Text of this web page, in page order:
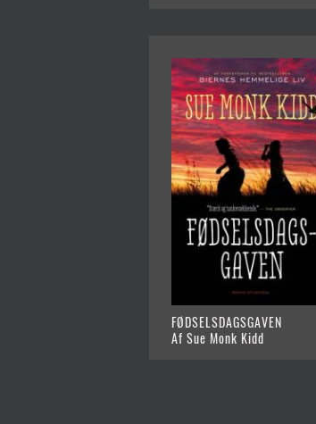
FØDSELSDAGSGAVEN
Af Sue Monk Kidd